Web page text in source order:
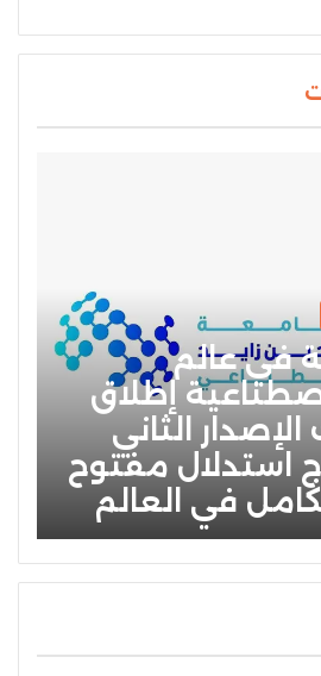
في عالم
إطلاق
الثاني
استدلال مفتوح
في العالم